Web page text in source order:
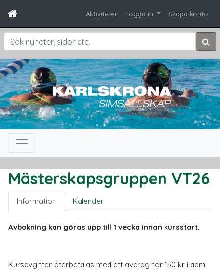
Aktiviteter Logga in Skapa konto
Sök
Mästerskapsgruppen VT26
Information Kalender
Avbokning kan göras upp till 1 vecka innan kursstart.
Kursavgiften återbetalas med ett avdrag för 150 kr i adm